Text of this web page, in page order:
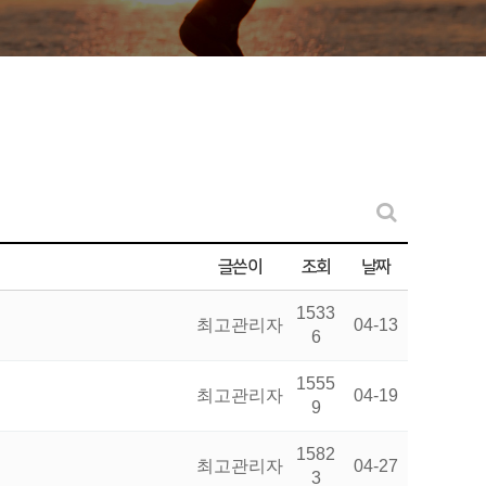
글쓴이 조회 날짜
최고관리자
1533
6
04-13
최고관리자
1555
9
04-19
최고관리자
1582
3
04-27